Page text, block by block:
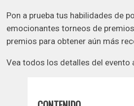
Pon a prueba tus habilidades de
emocionantes torneos de
premios para obtener aún más
Vea todos los detalles del evento